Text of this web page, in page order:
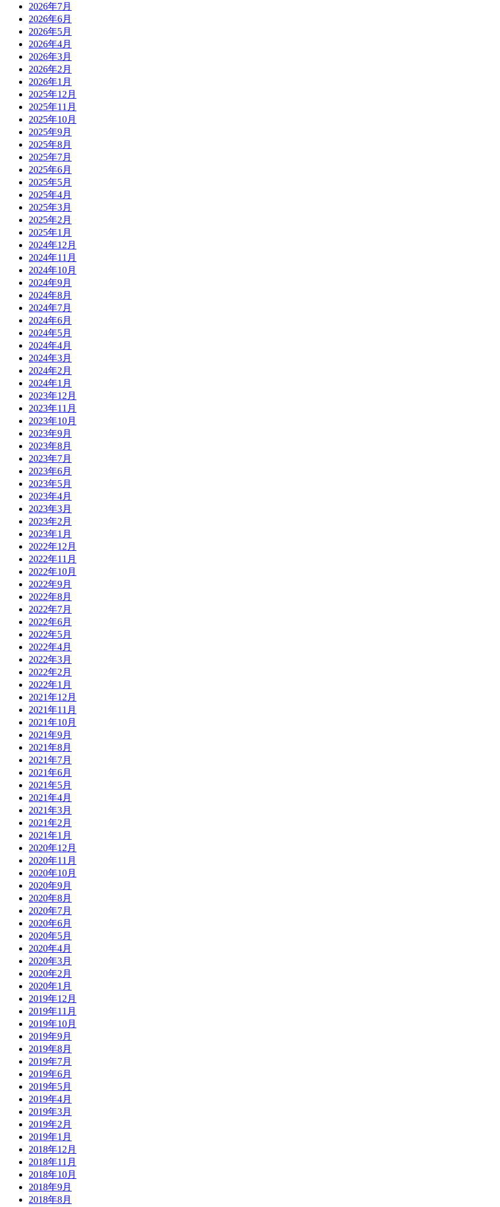
2026年7月
2026年6月
2026年5月
2026年4月
2026年3月
2026年2月
2026年1月
2025年12月
2025年11月
2025年10月
2025年9月
2025年8月
2025年7月
2025年6月
2025年5月
2025年4月
2025年3月
2025年2月
2025年1月
2024年12月
2024年11月
2024年10月
2024年9月
2024年8月
2024年7月
2024年6月
2024年5月
2024年4月
2024年3月
2024年2月
2024年1月
2023年12月
2023年11月
2023年10月
2023年9月
2023年8月
2023年7月
2023年6月
2023年5月
2023年4月
2023年3月
2023年2月
2023年1月
2022年12月
2022年11月
2022年10月
2022年9月
2022年8月
2022年7月
2022年6月
2022年5月
2022年4月
2022年3月
2022年2月
2022年1月
2021年12月
2021年11月
2021年10月
2021年9月
2021年8月
2021年7月
2021年6月
2021年5月
2021年4月
2021年3月
2021年2月
2021年1月
2020年12月
2020年11月
2020年10月
2020年9月
2020年8月
2020年7月
2020年6月
2020年5月
2020年4月
2020年3月
2020年2月
2020年1月
2019年12月
2019年11月
2019年10月
2019年9月
2019年8月
2019年7月
2019年6月
2019年5月
2019年4月
2019年3月
2019年2月
2019年1月
2018年12月
2018年11月
2018年10月
2018年9月
2018年8月